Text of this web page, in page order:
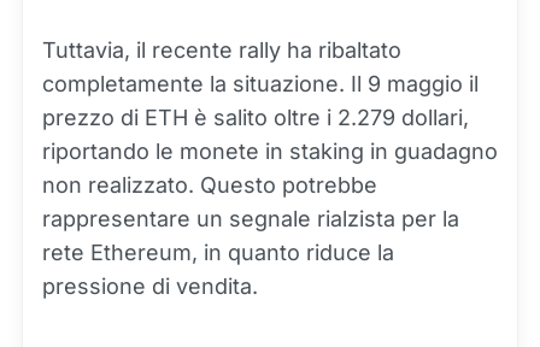
Tuttavia, il recente rally ha ribaltato
completamente la situazione. Il 9 maggio il
prezzo di ETH è salito oltre i 2.279 dollari,
riportando le monete in staking in guadagno
non realizzato. Questo potrebbe
rappresentare un segnale rialzista per la
rete Ethereum, in quanto riduce la
pressione di vendita.